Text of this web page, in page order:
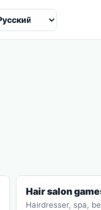
Hair salon
Hairdresser, spa,